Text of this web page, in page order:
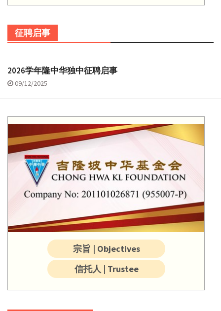
征聘启事
2026学年隆中华独中征聘启事
09/12/2025
宗旨 | Objectives
信托人 | Trustee